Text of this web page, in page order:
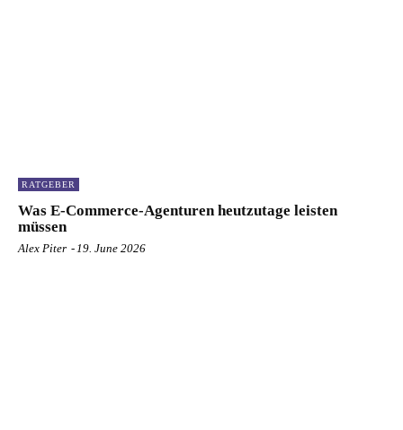
RATGEBER
Was E-Commerce-Agenturen heutzutage leisten
müssen
Alex Piter -19. June 2026